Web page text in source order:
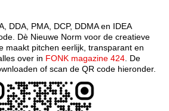
DDA, PMA, DCP, DDMA en IDEA
Dè Nieuwe Norm voor de creatieve
maakt pitchen eerlijk, transparant en
over in FONK magazine 424 . De
of scan de QR code hieronder.